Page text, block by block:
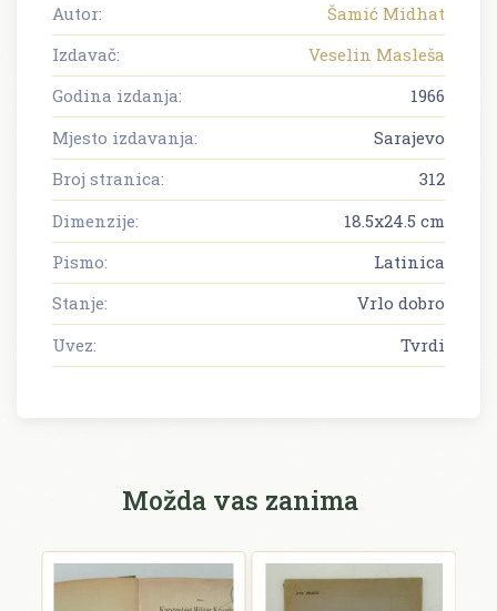
Autor:
Šamić Midhat
Izdavač:
Veselin Masleša
Godina izdanja:
1966
Mjesto izdavanja:
Sarajevo
Broj stranica:
312
Dimenzije:
18.5x24.5 cm
Pismo:
Latinica
Stanje:
Vrlo dobro
Uvez:
Tvrdi
Možda vas zanima